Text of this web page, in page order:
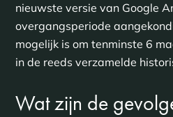
nieuwste versie van Google
overgangsperiode
mogelijk is om tenminste 6
in de reeds verzamelde
Wat zijn de